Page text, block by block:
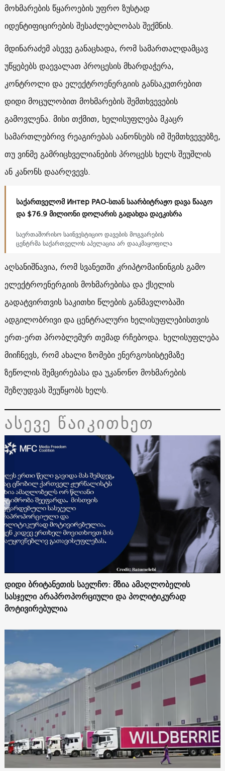
მოხმარების წყაროების უფრო ზუსტად
იდენტიფიცირების შესაძლებლობას შექმნის.
მდინარაძემ ასევე განაცხადა, რომ სამართალდამცავ
უწყებებს დაევალათ პროცესის მხარდაჭერა,
კონტროლი და ელექტროენერგიის განსაკუთრებით
დიდი მოცულობით მოხმარების შემთხვევების
გამოვლენა. მისი თქმით, ხელისუფლება მკაცრ
სამართლებრივ რეაგირებას აანონსებს იმ შემთხვევებზე,
თუ ვინმე გამრიცხველიანების პროცესს ხელს შეუშლის
ან კანონს დაარღვევს.
საქართველომ Интер РАО-სთან საარბიტრაჟო დავა წააგო
და $76.9 მილიონი დოლარის გადახდა დაეკისრა
საერთაშორისო საინვესტიციო დავების მოგვარების
ცენტრმა საქართველოს აპელაცია არ დააკმაყოფილა
აღსანიშნავია, რომ სვანეთში კრიპტომაინინგის გამო
ელექტროენერგიის მოხმარებისა და ქსელის
გადატვირთვის საკითხი წლების განმავლობაში
ადგილობრივი და ცენტრალური ხელისუფლებისთვის
ერთ-ერთ პრობლემურ თემად რჩებოდა. ხელისუფლება
მიიჩნევს, რომ ახალი ზომები ენერგოსისტემაზე
ზეწოლის შემცირებასა და უკანონო მოხმარების
შეზღუდვას შეუწყობს ხელს.
ასევე წაიკითხეთ
დიდი ბრიტანეთის საელჩო: მზია ამაღლობელის
სასჯელი არაპროპორციული და პოლიტიკურად
მოტივირებულია